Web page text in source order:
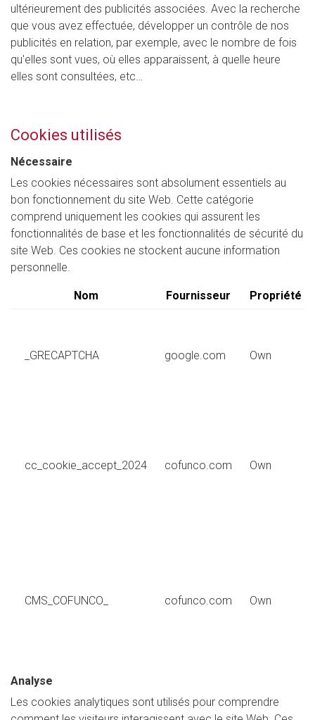
ultérieurement des publicités associées. Avec la recherche
que vous avez effectuée, développer un contrôle de nos
publicités en relation, par exemple, avec le nombre de fois
qu'elles sont vues, où elles apparaissent, à quelle heure
elles sont consultées, etc…
Cookies utilisés
Nécessaire
Les cookies nécessaires sont absolument essentiels au
bon fonctionnement du site Web. Cette catégorie
comprend uniquement les cookies qui assurent les
fonctionnalités de base et les fonctionnalités de sécurité du
site Web. Ces cookies ne stockent aucune information
personnelle.
Nom Fournisseur Propriété
_GRECAPTCHA google.com Own
cc_cookie_accept_2024 cofunco.com Own
CMS_COFUNCO_ cofunco.com Own
Analyse
Les cookies analytiques sont utilisés pour comprendre